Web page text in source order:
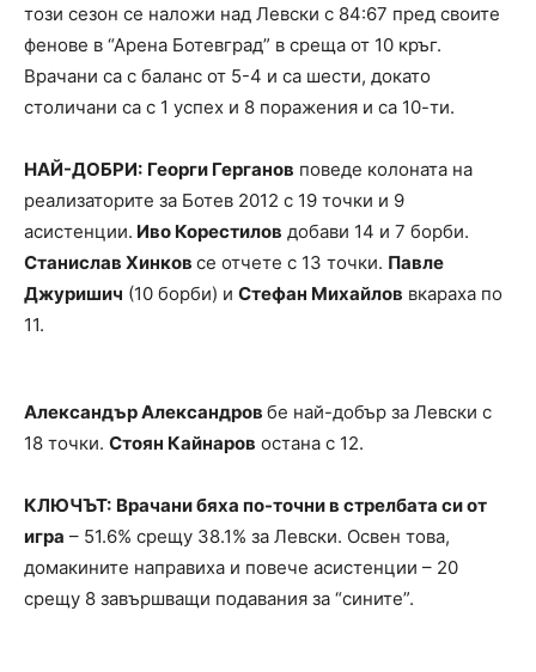
този сезон се наложи над Левски с 84:67 пред своите
фенове в “Арена Ботевград” в среща от 10 кръг.
Врачани са с баланс от 5-4 и са шести, докато
столичани са с 1 успех и 8 поражения и са 10-ти.
НАЙ-ДОБРИ: Георги Герганов поведе колоната на
реализаторите за Ботев 2012 с 19 точки и 9
асистенции. Иво Корестилов добави 14 и 7 борби.
Станислав Хинков се отчете с 13 точки. Павле
Джуришич (10 борби) и Стефан Михайлов вкараха по
11.
Александър Александров бе най-добър за Левски с
18 точки. Стоян Кайнаров остана с 12.
КЛЮЧЪТ: Врачани бяха по-точни в стрелбата си от
игра – 51.6% срещу 38.1% за Левски. Освен това,
домакините направиха и повече асистенции – 20
срещу 8 завършващи подавания за “сините”.